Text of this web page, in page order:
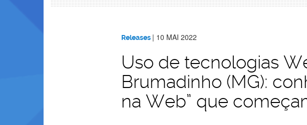
Releases | 10 MAI 2022
Uso de tecnologias
Brumadinho (MG):
na Web” que